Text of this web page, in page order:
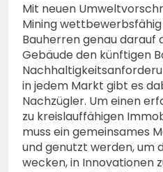
Mit neuen
Mining
Bauherren genau darauf
Gebäude den künftigen
in jedem Markt gibt es
Nachzügler. Um einen
zu kreislauffähigen
muss ein gemeinsames
und genutzt werden, um
wecken, in Innovationen